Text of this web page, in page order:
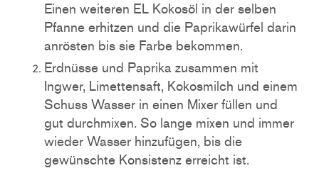
Einen weiteren EL Kokosöl in der selben
Pfanne erhitzen und die Paprikawürfel darin
anrösten bis sie Farbe bekommen.
Erdnüsse und Paprika zusammen mit
Ingwer, Limettensaft, Kokosmilch und einem
Schuss Wasser in einen Mixer füllen und
gut durchmixen. So lange mixen und immer
wieder Wasser hinzufügen, bis die
gewünschte Konsistenz erreicht ist.